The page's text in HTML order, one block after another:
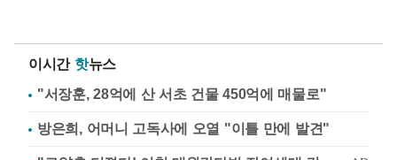
이시간 핫뉴스
"서장훈, 28억에 산 서초 건물 450억에 매물로"
방은희, 어머니 고독사에 오열 "이틀 만에 발견"